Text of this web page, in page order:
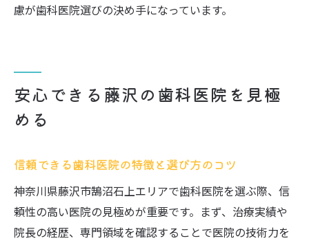
慮が歯科医院選びの決め手になっています。
安心できる藤沢の歯科医院を見極
める
信頼できる歯科医院の特徴と選び方のコツ
神奈川県藤沢市鵠沼石上エリアで歯科医院を選ぶ際、信
頼性の高い医院の見極めが重要です。まず、治療実績や
院長の経歴、専門領域を確認することで医院の技術力を